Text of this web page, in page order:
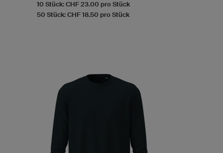
10 Stück: CHF 23.00 pro Stück
50 Stück: CHF 18.50 pro Stück